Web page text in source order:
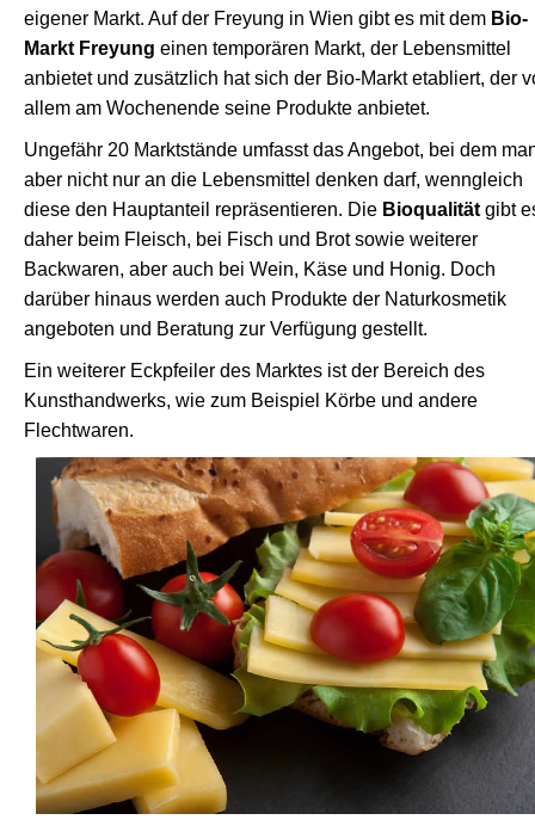
eigener Markt. Auf der Freyung in Wien gibt es mit dem Bio-
Markt Freyung einen temporären Markt, der Lebensmittel
anbietet und zusätzlich hat sich der Bio-Markt etabliert, der
allem am Wochenende seine Produkte anbietet.
Ungefähr 20 Marktstände umfasst das Angebot, bei dem
aber nicht nur an die Lebensmittel denken darf, wenngleich
diese den Hauptanteil repräsentieren. Die Bioqualität gibt
daher beim Fleisch, bei Fisch und Brot sowie weiterer
Backwaren, aber auch bei Wein, Käse und Honig. Doch
darüber hinaus werden auch Produkte der Naturkosmetik
angeboten und Beratung zur Verfügung gestellt.
Ein weiterer Eckpfeiler des Marktes ist der Bereich des
Kunsthandwerks, wie zum Beispiel Körbe und andere
Flechtwaren.